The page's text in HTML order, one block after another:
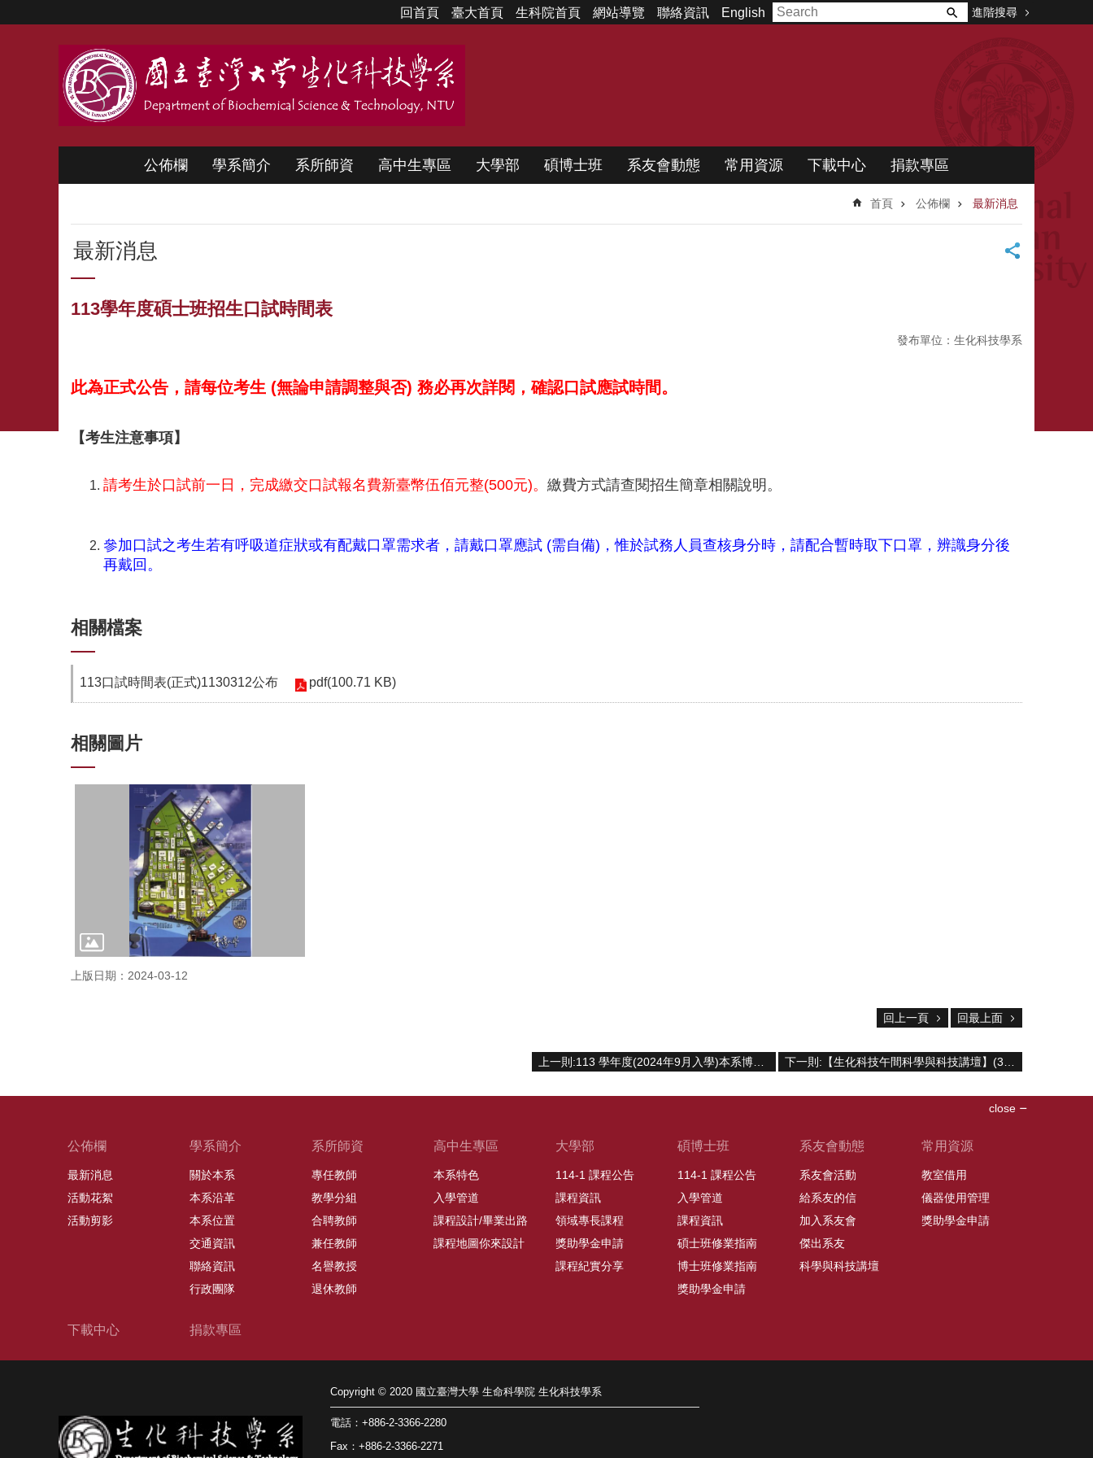
回首頁 臺大首頁 生科院首頁 網站導覽 聯絡資訊 English 進階搜尋
公佈欄 學系簡介 系所師資 高中生專區 大學部 碩博士班 系友會動態 常用資源 下載中心 捐款專區
首頁 公佈欄 最新消息
最新消息
113學年度碩士班招生口試時間表
發布單位：生化科技學系
此為正式公告，請每位考生 (無論申請調整與否) 務必再次詳閱，確認口試應試時間。
【考生注意事項】
請考生於口試前一日，完成繳交口試報名費新臺幣伍佰元整(500元)。 繳費方式請查閱招生簡章相關說明。
參加口試之考生若有呼吸道症狀或有配戴口罩需求者，請戴口罩應試 (需自備)，惟於試務人員查核身分時，請配合暫時取下口罩，辨識身分後
再戴回。
相關檔案
113口試時間表(正式)1130312公布 pdf(100.71 KB)
相關圖片
上版日期：2024-03-12
回上一頁 回最上面
close
公佈欄
最新消息
活動花絮
活動剪影
學系簡介
關於本系
本系沿革
本系位置
交通資訊
聯絡資訊
行政團隊
系所師資
專任教師
教學分組
合聘教師
兼任教師
名譽教授
退休教師
高中生專區
本系特色
入學管道
課程設計/畢業出路
課程地圖你來設計
大學部
114-1 課程公告
課程資訊
領域專長課程
獎助學金申請
課程紀實分享
碩博士班
114-1 課程公告
入學管道
課程資訊
碩士班修業指南
博士班修業指南
獎助學金申請
系友會動態
系友會活動
給系友的信
加入系友會
傑出系友
科學與科技講壇
常用資源
教室借用
儀器使用管理
獎助學金申請
下載中心 捐款專區
Copyright © 2020 國立臺灣大學 生命科學院 生化科技學系
電話：+886-2-3366-2280
Fax：+886-2-3366-2271